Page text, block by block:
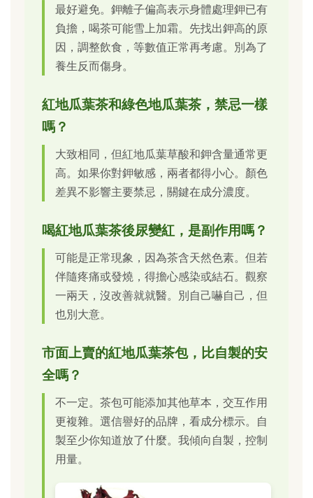
最好避免。鉀離子偏高表示身體處理鉀已有
負擔，喝茶可能雪上加霜。先找出鉀高的原
因，調整飲食，等數值正常再考慮。別為了
養生反而傷身。
紅地瓜葉茶和綠色地瓜葉茶，禁忌一樣
嗎？
大致相同，但紅地瓜葉草酸和鉀含量通常更
高。如果你對鉀敏感，兩者都得小心。顏色
差異不影響主要禁忌，關鍵在成分濃度。
喝紅地瓜葉茶後尿變紅，是副作用嗎？
可能是正常現象，因為茶含天然色素。但若
伴隨疼痛或發燒，得擔心感染或結石。觀察
一兩天，沒改善就就醫。別自己嚇自己，但
也別大意。
市面上賣的紅地瓜葉茶包，比自製的安
全嗎？
不一定。茶包可能添加其他草本，交互作用
更複雜。選信譽好的品牌，看成分標示。自
製至少你知道放了什麼。我傾向自製，控制
用量。